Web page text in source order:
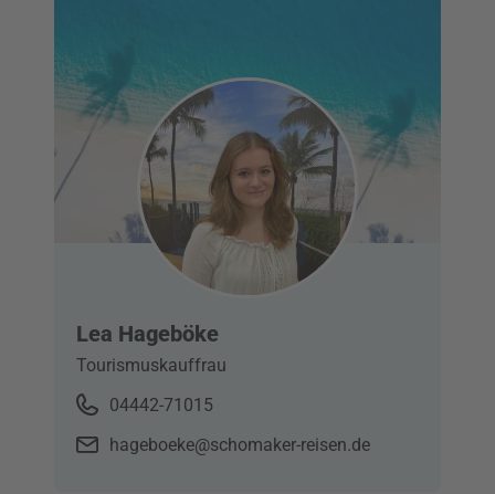
Lea Hageböke
Tourismuskauffrau
04442-71015
hageboeke@schomaker-reisen.de